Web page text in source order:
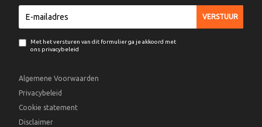
Met het versturen van dit formulier ga je akkoord met
ons privacybeleid
Algemene Voorwaarden
Privacybeleid
Cookie statement
Disclaimer